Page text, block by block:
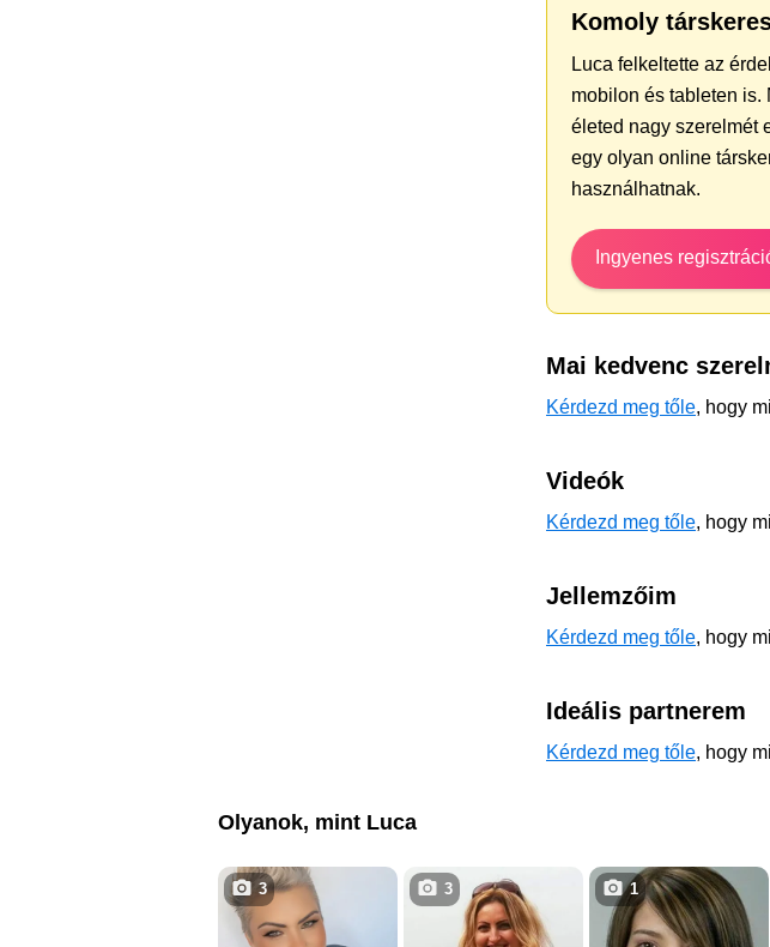
Komoly
Luca felkeltette az
mobilon és tableten is.
életed nagy szerelmét
egy olyan online
használhatnak.
Ingyenes
Mai kedvenc
Kérdezd meg tőle, hogy
Videók
Kérdezd meg tőle, hogy
Jellemzőim
Kérdezd meg tőle, hogy
Ideális partnerem
Kérdezd meg tőle, hogy
Olyanok, mint Luca
3 3 1